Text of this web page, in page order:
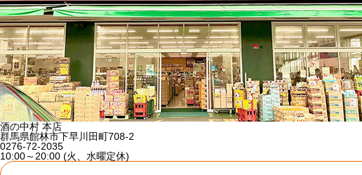
酒の中村 本店
群馬県館林市下早川田町708-2
0276-72-2035
10:00～20:00 (火、水曜定休)